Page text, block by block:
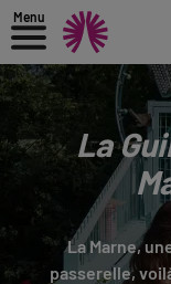
Menu
La
La Marne,
passerelle,